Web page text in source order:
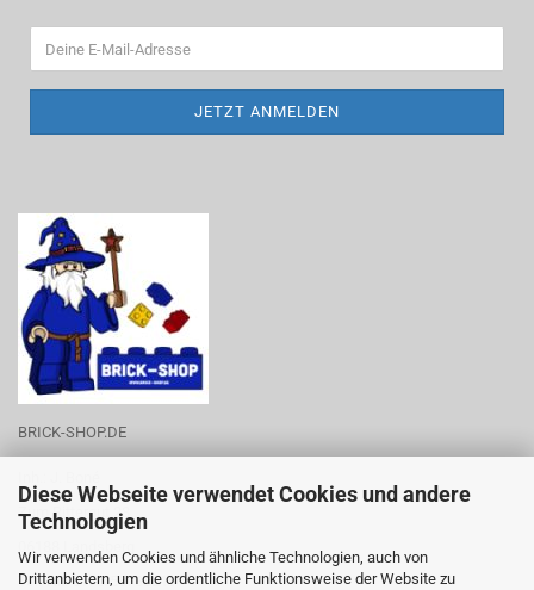
Diese Webseite verwendet Cookies und andere
Technologien
Wir verwenden Cookies und ähnliche Technologien, auch von
Drittanbietern, um die ordentliche Funktionsweise der Website zu
BRICK-SHOP.DE
Zum Rittergut 28
06188 Landsberg
Tel.-Nr.: 0176-53788219